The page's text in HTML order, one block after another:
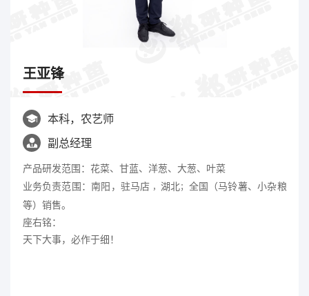
王亚锋
 本科，农艺师
 副总经理
产品研发范围：花菜、甘蓝、洋葱、大葱、叶菜
业务负责范围：南阳，驻马店 ， 湖北； 全国（马铃薯、小杂粮
等）销售。
座右铭：
天下大事，必作于细！